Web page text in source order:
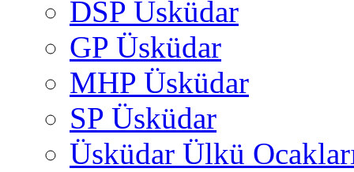
DSP Üsküdar
GP Üsküdar
MHP Üsküdar
SP Üsküdar
Üsküdar Ülkü